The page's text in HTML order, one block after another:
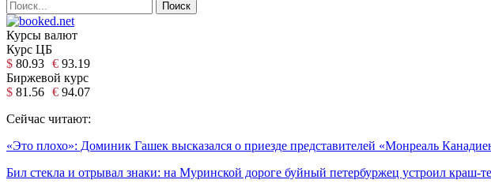
Курсы валют
Курс ЦБ
$ 80.93 € 93.19
Биржевой курс
$ 81.56 € 94.07
Сейчас читают:
«Это плохо»: Доминик Гашек высказался о приезде представителей «Монреаль
Бил стекла и отрывал знаки: на Муринской дороге буйный петербуржец устроил краш-